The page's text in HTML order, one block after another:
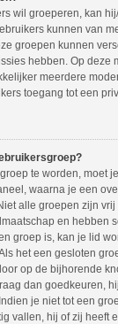
wil groeperen, kan
kunnen van
groepen kunnen
hebben. Op deze
meerdere
toegang tot een
te worden, moet
waarna je een
alle groepen zijn
en hebben
groep is, kan je lid
het een gesloten
op de bijhorende
dan goedkeuren,
je niet tot een
vallen, hij of zij heeft